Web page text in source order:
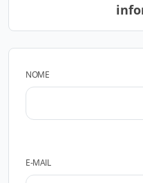
NOME
E-MAIL